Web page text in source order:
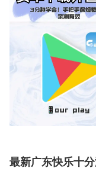
最新广东快乐十